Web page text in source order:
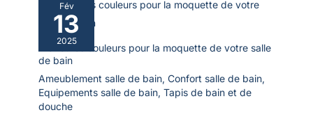
Fév
13
2025
Meilleures couleurs pour la moquette de votre salle
de bain
Ameublement salle de bain, Confort salle de bain,
Equipements salle de bain, Tapis de bain et de
douche